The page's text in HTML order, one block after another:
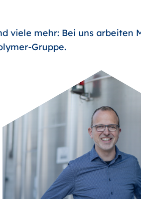
viele mehr: Bei uns arbeiten
Gruppe.